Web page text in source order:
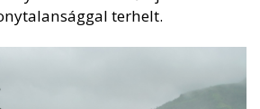
terhelt.